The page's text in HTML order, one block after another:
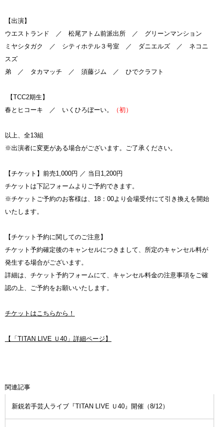
【出演】
ウエストランド ／ 松尾アトム前派出所 ／ グリーンマンション
ミヤシタガク ／ シティホテル３号室 ／ ダニエルズ ／ ネコニ
スズ
弟 ／ タカマッチ ／ 須藤ジム ／ ひでクラフト
【TCC2期生】
春とヒコーキ
／ いくひろぼーい。 （初）
以上、全13組
※出演者に変更がある場合がございます。ご了承ください。
【チケット】前売1,000円 ／ 当日1,200円
チケットは下記フォームよりご予約できます。
※チケットご予約のお客様は、18：00より会場受付にて引き換えを開始
いたします。
【チケット予約に関してのご注意】
チケット予約確定後のキャンセルにつきまして、所定のキャンセル料が
発生する場合がございます。
詳細は、チケット予約フォームにて、キャンセル料金の注意事項をご確
認の上、ご予約をお願いいたします。
チケットはこちらから！
【「TITAN LIVE Ｕ40」詳細ページ】
関連記事
新鋭若手芸人ライブ『TITAN LIVE Ｕ40』開催（8/12）